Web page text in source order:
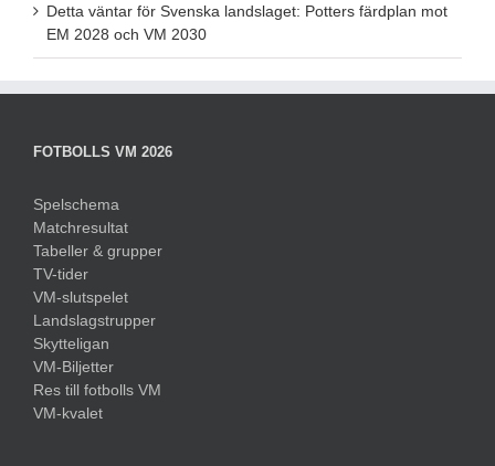
Detta väntar för Svenska landslaget: Potters färdplan mot
EM 2028 och VM 2030
FOTBOLLS VM 2026
Spelschema
Matchresultat
Tabeller & grupper
TV-tider
VM-slutspelet
Landslagstrupper
Skytteligan
VM-Biljetter
Res till fotbolls VM
VM-kvalet